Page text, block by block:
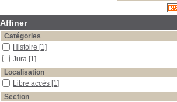
Affiner
Catégories
Histoire [1]
Jura [1]
Localisation
Libre accès [1]
Section